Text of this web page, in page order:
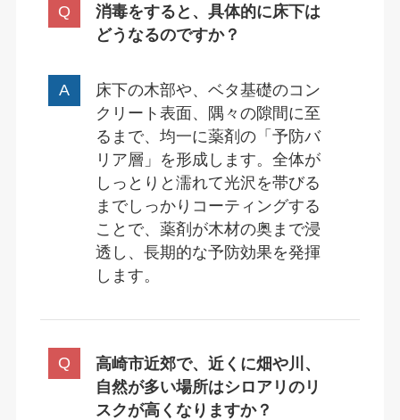
消毒をすると、具体的に床下は
どうなるのですか？
床下の木部や、ベタ基礎のコン
クリート表面、隅々の隙間に至
るまで、均一に薬剤の「予防バ
リア層」を形成します。全体が
しっとりと濡れて光沢を帯びる
までしっかりコーティングする
ことで、薬剤が木材の奥まで浸
透し、長期的な予防効果を発揮
します。
高崎市近郊で、近くに畑や川、
自然が多い場所はシロアリのリ
スクが高くなりますか？